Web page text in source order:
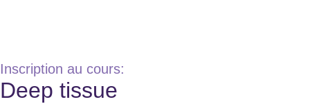
Inscription au cours:
Deep tissue